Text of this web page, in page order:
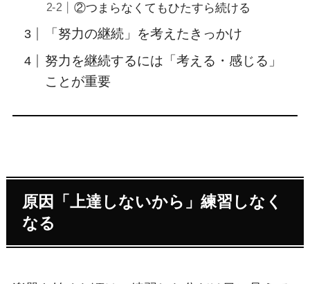
②つまらなくてもひたすら続ける
「努力の継続」を考えたきっかけ
努力を継続するには「考える・感じる」
ことが重要
原因「上達しないから」練習しなく
なる